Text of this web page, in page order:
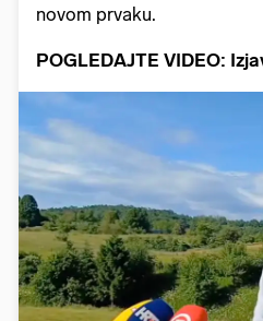
novom prvaku.
POGLEDAJTE VIDEO:
Pokretanje